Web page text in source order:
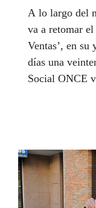
A lo largo del
va a retomar el
Ventas’, en
días una
Social ONCE